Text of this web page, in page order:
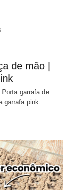
de mão |
garrafa de
garrafa pink.